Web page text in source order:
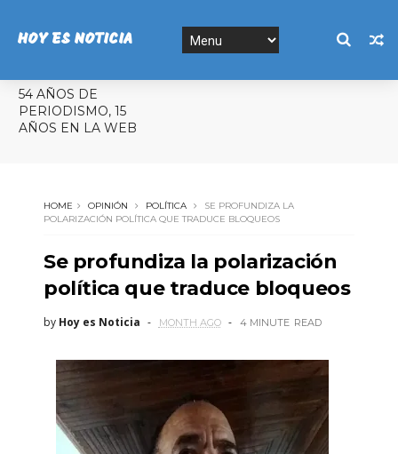
HOY ES NOTICIA
54 AÑOS DE
PERIODISMO, 15
AÑOS EN LA WEB
HOME OPINIÓN POLÍTICA
SE PROFUNDIZA LA
POLARIZACIÓN POLÍTICA QUE TRADUCE BLOQUEOS
Se profundiza la polarización
política que traduce bloqueos
by Hoy es Noticia MONTH AGO 4 MINUTE READ